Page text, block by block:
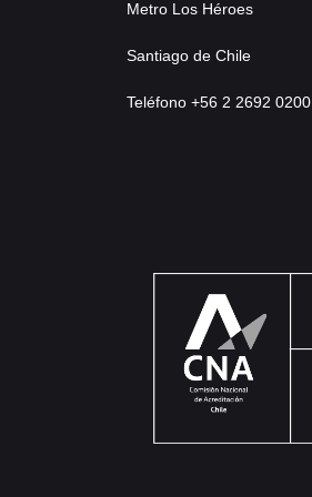
Metro Los Héroes
Santiago de Chile
Teléfono +56 2 2692 0200